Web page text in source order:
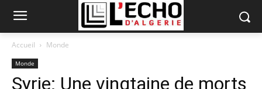
Accueil Monde
Monde
Syrie: Une vingtaine de morts